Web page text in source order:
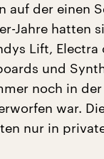
auf der einen
Jahre hatten
Lift, Electra
und
noch in der
war.
nur in